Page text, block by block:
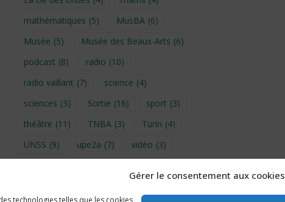
Gérer le consentement aux cookies
technologies telles que les cookies
mathématiques (5) MusBA (6)
Musée (5) Musée des Beaux-Arts (6)
podcast (8) radio (10)
radio vaillant (7) science (4)
sciences (3) Sortie (16) sport (3)
théâtre (11) TNBA (3) Turin (4)
UNSS (9) upe2a (7) vidéo (3)